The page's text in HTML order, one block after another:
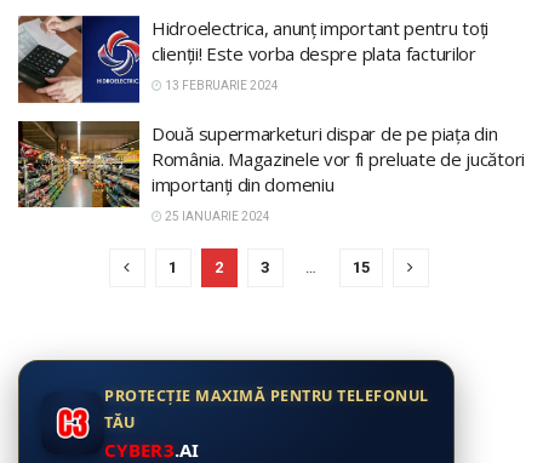
Hidroelectrica, anunț important pentru toți
clienții! Este vorba despre plata facturilor
13 FEBRUARIE 2024
Două supermarketuri dispar de pe piața din
România. Magazinele vor fi preluate de jucători
importanți din domeniu
25 IANUARIE 2024
1 2 3 15
PROTECȚIE MAXIMĂ PENTRU TELEFONUL
TĂU
CYBER3.AI